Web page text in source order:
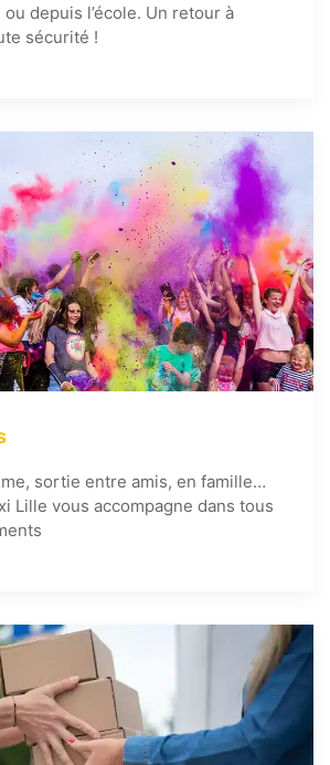
depuis l’école. Un retour à
sécurité !
sortie entre amis, en famille…
Lille vous accompagne dans tous